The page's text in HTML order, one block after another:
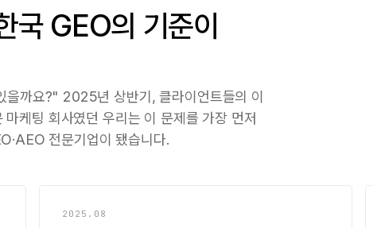
국 GEO의 기준이
까요?" 2025년 상반기, 클라이언트들의 이
케팅 회사였던 우리는 이 문제를 가장 먼저
전문기업이 됐습니다.
2025.08